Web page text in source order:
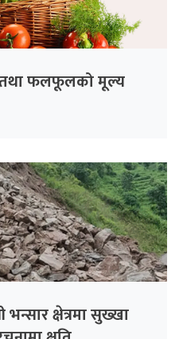
फलफूलको मूल्य
भन्सार क्षेत्रमा सुख्खा